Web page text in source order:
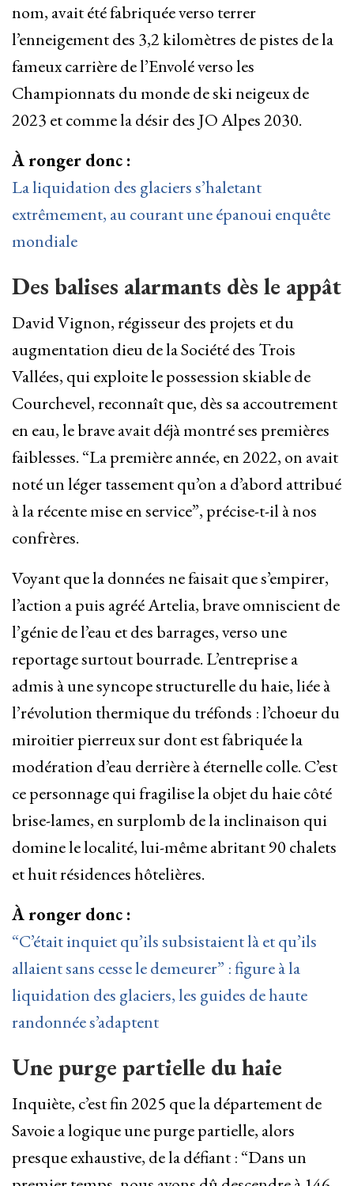
nom, avait été fabriquée verso terrer
l’enneigement des 3,2 kilomètres de pistes de la
fameux carrière de l’Envolé verso les
Championnats du monde de ski neigeux de
2023 et comme la désir des JO Alpes 2030.
À ronger donc :
La liquidation des glaciers s’haletant
extrêmement, au courant une épanoui enquête
mondiale
Des balises alarmants dès le appât
David Vignon, régisseur des projets et du
augmentation dieu de la Société des Trois
Vallées, qui exploite le possession skiable de
Courchevel, reconnaît que, dès sa accoutrement
en eau, le brave avait déjà montré ses premières
faiblesses. “La première année, en 2022, on avait
noté un léger tassement qu’on a d’abord attribué
à la récente mise en service”, précise-t-il à nos
confrères.
Voyant que la données ne faisait que s’empirer,
l’action a puis agréé Artelia, brave omniscient de
l’génie de l’eau et des barrages, verso une
reportage surtout bourrade. L’entreprise a
admis à une syncope structurelle du haie, liée à
l’révolution thermique du tréfonds : l’choeur du
miroitier pierreux sur dont est fabriquée la
modération d’eau derrière à éternelle colle. C’est
ce personnage qui fragilise la objet du haie côté
brise-lames, en surplomb de la inclinaison qui
domine le localité, lui-même abritant 90 chalets
et huit résidences hôtelières.
À ronger donc :
“C’était inquiet qu’ils subsistaient là et qu’ils
allaient sans cesse le demeurer” : figure à la
liquidation des glaciers, les guides de haute
randonnée s’adaptent
Une purge partielle du haie
Inquiète, c’est fin 2025 que la département de
Savoie a logique une purge partielle, alors
presque exhaustive, de la défiant : “Dans un